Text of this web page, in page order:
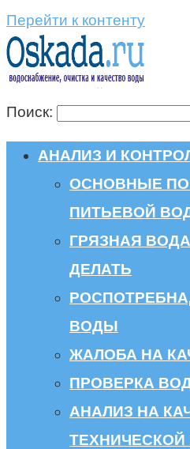
Перейти к контенту
Поиск:
АНАЛИЗ И
ОСНОВНЫЕ
ПИТЬЕВОЙ
ГРЯЗНАЯ
ДЕЛАТЬ
ВОДЫ
ЖАЛОБА НА
ПРОВЕРКА
АНАЛИЗ НА